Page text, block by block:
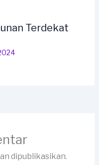
Terdekat
dipublikasikan.